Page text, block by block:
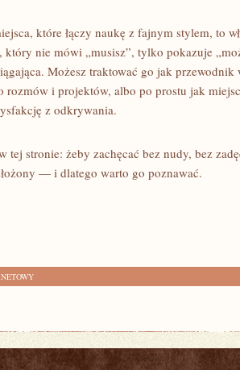
które łączy naukę z fajnym stylem, to
który nie mówi „musisz”, tylko pokazuje
Możesz traktować go jak
rozmów i projektów, albo po prostu jak
z odkrywania.
tej stronie: żeby zachęcać bez nudy, bez
— i dlatego warto go poznawać.